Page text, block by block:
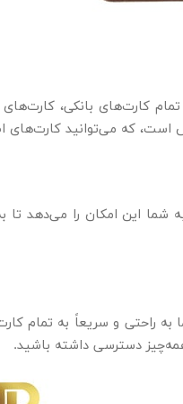
کارت اعتباری، به شما امکان می‌دهد
که می‌توانید کارت‌های
این امکان را می‌دهد تا
و سریعاً به تمام
دسترسی داشته باشید.